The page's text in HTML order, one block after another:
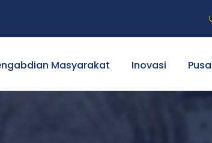
Masyarakat Inovasi